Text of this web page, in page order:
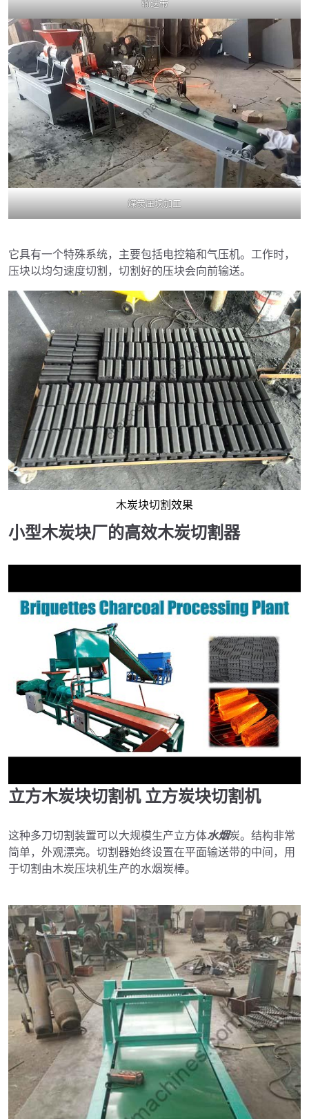
输送带
煤炭压块加工
它具有一个特殊系统，主要包括电控箱和气压机。工作时，
压块以均匀速度切割，切割好的压块会向前输送。
木炭块切割效果
小型木炭块厂的高效木炭切割器
►
立方木炭块切割机立方炭块切割机
这种多刀切割装置可以大规模生产立方体水烟炭。结构非常
简单，外观漂亮。切割器始终设置在平面输送带的中间，用
于切割由木炭压块机生产的水烟炭棒。